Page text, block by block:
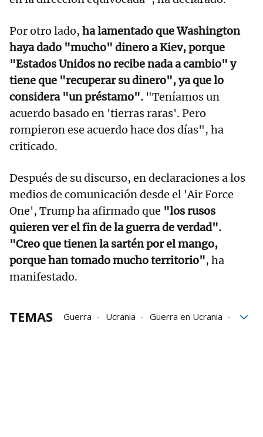
Por otro lado, ha lamentado que Washington
haya dado "mucho" dinero a Kiev, porque
"Estados Unidos no recibe nada a cambio" y
tiene que "recuperar su dinero", ya que lo
considera "un préstamo". "Teníamos un
acuerdo basado en 'tierras raras'. Pero
rompieron ese acuerdo hace dos días", ha
criticado.
Después de su discurso, en declaraciones a los
medios de comunicación desde el 'Air Force
One', Trump ha afirmado que "los rusos
quieren ver el fin de la guerra de verdad".
"Creo que tienen la sartén por el mango,
porque han tomado mucho territorio", ha
manifestado.
TEMAS Guerra Ucrania
Guerra en Ucrania